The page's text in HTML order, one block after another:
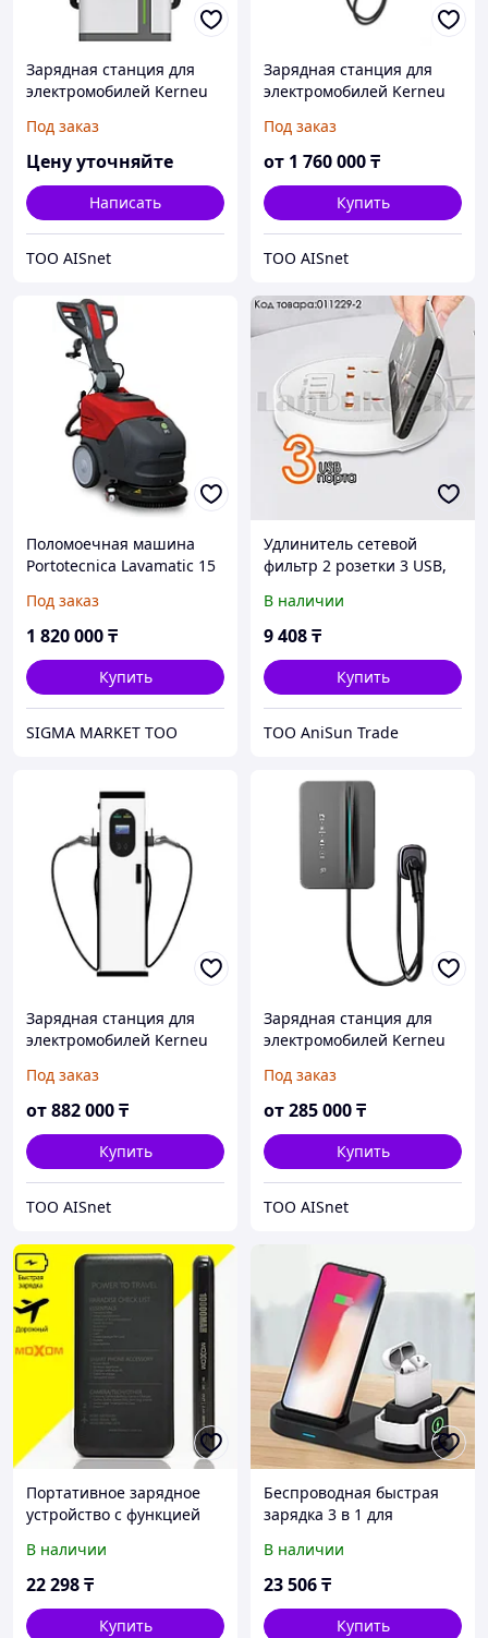
Зарядная станция для
электромобилей Kerneu
двумя GBT пистолетами
Под заказ
Цену уточняйте
Написать
ТОО AISnet
Зарядная станция для
электромобилей Kerneu
CHAdeMO быстрая
Под заказ
от 1 760 000₸
Купить
ТОО AISnet
Поломоечная машина
Portotecnica Lavamatic 15
Под заказ
1 820 000₸
Купить
SIGMA MARKET TOO
Удлинитель сетевой
фильтр 2 розетки 3 USB,
подставкой для телефона
moxom MX-ST03 белый
В наличии
9 408₸
Купить
ТОО AniSun Trade
Зарядная станция для
электромобилей Kerneu
CHAdeMO медленная
Под заказ
от882 000₸
Купить
ТОО AISnet
Зарядная станция для
электромобилей Kerneu
CHAdeMO медленная
Под заказ
от285 000₸
Купить
ТОО AISnet
Портативное зарядное
устройство с функцией
дорожный 10000 mAh
Maxom MX-PB13 Черный
В наличии
22 298₸
Купить
Беспроводная быстрая
зарядка 3 в 1 для
наушников и смарт часов
черная
В наличии
23 506₸
Купить